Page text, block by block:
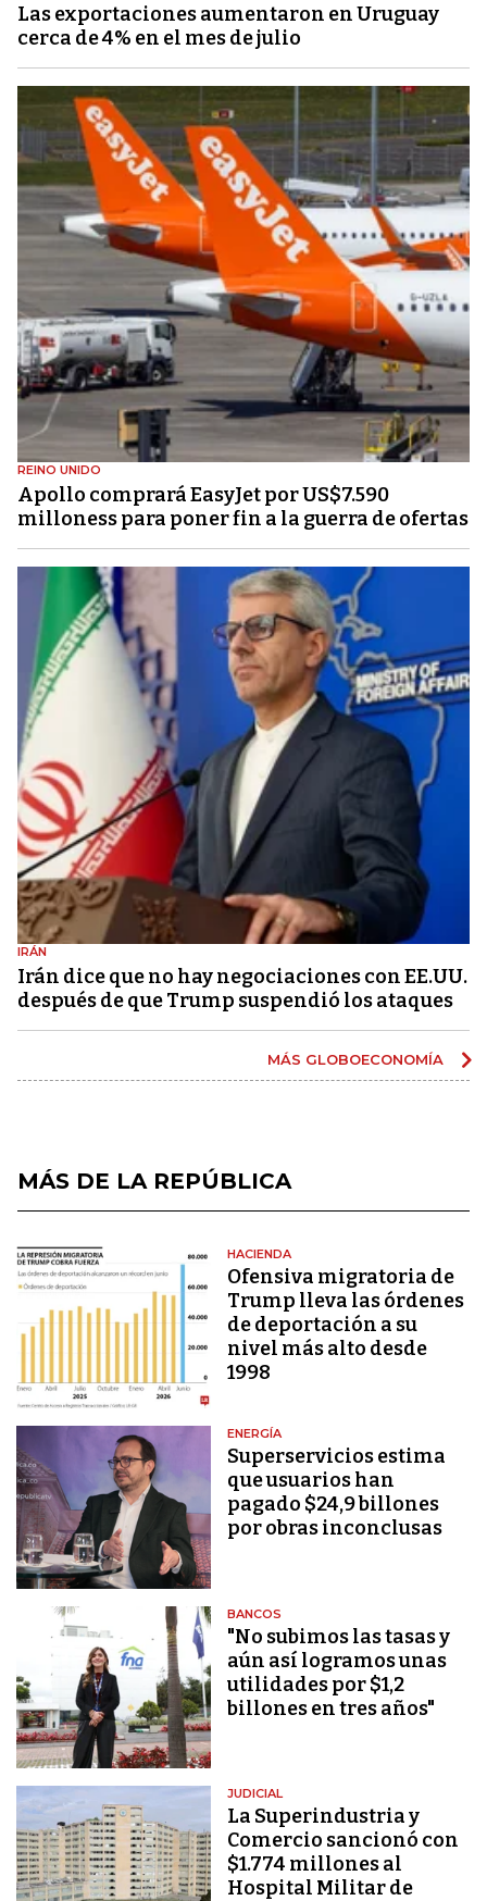
Las exportaciones aumentaron en Uruguay
cerca de 4% en el mes de julio
REINO UNIDO
Apollo comprará EasyJet por US$7.590
milloness para poner fin a la guerra de ofertas
IRÁN
Irán dice que no hay negociaciones con EE.UU.
después de que Trump suspendió los ataques
MÁS GLOBOECONOMÍA
MÁS DE LA REPÚBLICA
HACIENDA
Ofensiva migratoria de
Trump lleva las órdenes
de deportación a su
nivel más alto desde
1998
ENERGÍA
Superservicios estima
que usuarios han
pagado $24,9 billones
por obras inconclusas
BANCOS
"No subimos las tasas y
aún así logramos unas
utilidades por $1,2
billones en tres años"
JUDICIAL
La Superindustria y
Comercio sancionó con
$1.774 millones al
Hospital Militar de